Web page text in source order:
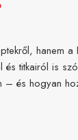
hanem a
és titkairól is
– és hogyan